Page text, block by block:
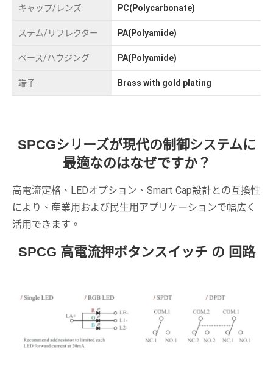
キャップ/レンズ PC(Polycarbonate)
ステム/リフレクター PA(Polyamide)
ベース/ハウジング PA(Polyamide)
端子 Brass with gold plating
SPCGシリーズが現代の制御システムに
最適なのはなぜですか？
高電流定格、LEDオプション、Smart Cap設計との互換性
により、産業用および民生用アプリケーションで幅広く
活用できます。
SPCG 高電流押ボタンスイッチ の 回路